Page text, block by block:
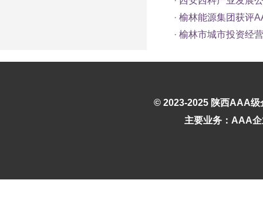
· 榆林能源集团获评
· 榆林市城市投资经
© 2023-2025 陕西AAA级
主要业务：AAA